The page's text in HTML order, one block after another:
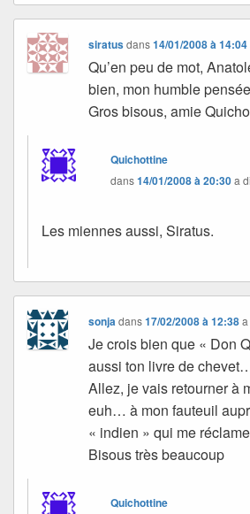
siratusdans14/01/2008 à 14:04
Qu’en peu de mot,
bien, mon humble
Gros bisous, amie
Quichottine
dans14/01/2008 à 20:30a
Les miennes aussi, Siratus.
sonja dans17/02/2008 à 12:38
Je crois bien que « Don
aussi ton livre de
Allez, je vais retourner à
euh… à mon fauteuil
« indien » qui me
Bisous très beaucoup
Quichottine